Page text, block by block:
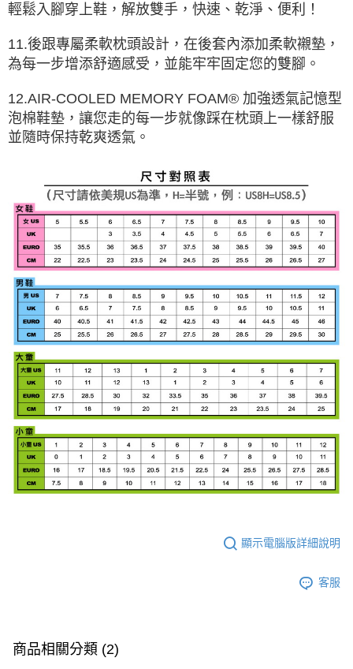
輕鬆入腳穿上鞋，解放雙手，快速、乾淨、便利！
11.後跟專屬柔軟枕頭設計，在後套內添加柔軟襯墊，
為每一步增添舒適感受，並能牢牢固定您的雙腳。
12.AIR-COOLED MEMORY FOAM® 加強透氣記憶型
泡棉鞋墊，讓您走的每一步就像踩在枕頭上一樣舒服
並隨時保持乾爽透氣。
顯示電腦版詳細說明
客服
商品相關分類 (2)